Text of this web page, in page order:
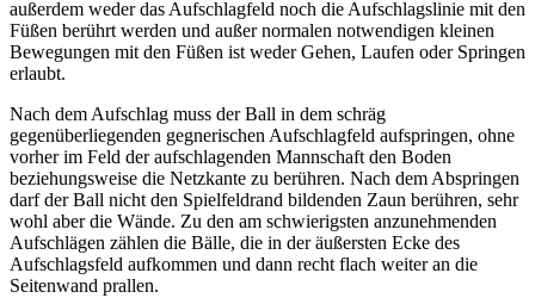
außerdem weder das Aufschlagfeld noch die Aufschlagslinie mit den
Füßen berührt werden und außer normalen notwendigen kleinen
Bewegungen mit den Füßen ist weder Gehen, Laufen oder Springen
erlaubt.
Nach dem Aufschlag muss der Ball in dem schräg
gegenüberliegenden gegnerischen Aufschlagfeld aufspringen, ohne
vorher im Feld der aufschlagenden Mannschaft den Boden
beziehungsweise die Netzkante zu berühren. Nach dem Abspringen
darf der Ball nicht den Spielfeldrand bildenden Zaun berühren, sehr
wohl aber die Wände. Zu den am schwierigsten anzunehmenden
Aufschlägen zählen die Bälle, die in der äußersten Ecke des
Aufschlagsfeld aufkommen und dann recht flach weiter an die
Seitenwand prallen.